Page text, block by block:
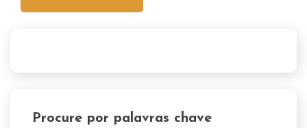
Procure por palavras chave